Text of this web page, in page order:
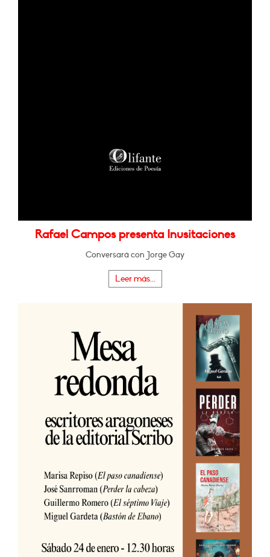
Rafael Campos presenta Inusitaciones
Conversará con Jorge Gay
Leer más...